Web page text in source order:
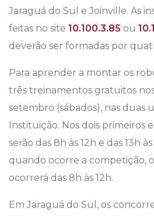
Jaraguá do Sul e Joinville. As
feitas no site 10.100.3.85 ou
deverão ser formadas por
Para aprender a montar os
três treinamentos gratuitos nos
setembro (sábados), nas duas
Instituição. Nos dois primeiros
serão das 8h às 12h e das 13h
quando ocorre a competição,
ocorrerá das 8h às 12h.
Em Jaraguá do Sul, os